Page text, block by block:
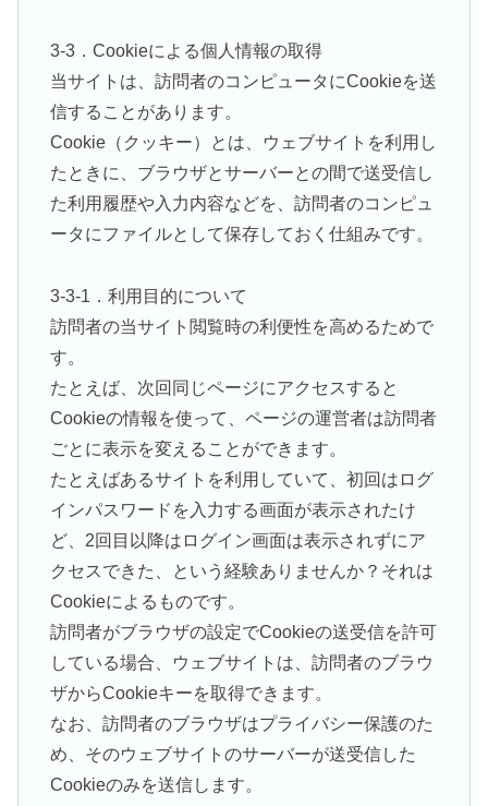
3-3．Cookieによる個人情報の取得
当サイトは、訪問者のコンピュータにCookieを送
信することがあります。
Cookie（クッキー）とは、ウェブサイトを利用し
たときに、ブラウザとサーバーとの間で送受信し
た利用履歴や入力内容などを、訪問者のコンピュ
ータにファイルとして保存しておく仕組みです。
3-3-1．利用目的について
訪問者の当サイト閲覧時の利便性を高めるためで
す。
たとえば、次回同じページにアクセスすると
Cookieの情報を使って、ページの運営者は訪問者
ごとに表示を変えることができます。
たとえばあるサイトを利用していて、初回はログ
インパスワードを入力する画面が表示されたけ
ど、2回目以降はログイン画面は表示されずにア
クセスできた、という経験ありませんか？それは
Cookieによるものです。
訪問者がブラウザの設定でCookieの送受信を許可
している場合、ウェブサイトは、訪問者のブラウ
ザからCookieキーを取得できます。
なお、訪問者のブラウザはプライバシー保護のた
め、そのウェブサイトのサーバーが送受信した
Cookieのみを送信します。